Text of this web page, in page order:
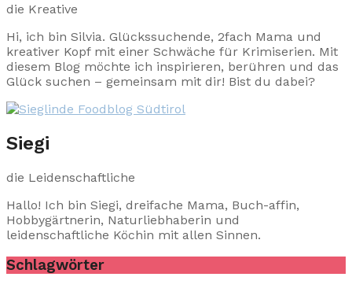
die Kreative
Hi, ich bin Silvia. Glückssuchende, 2fach Mama und
kreativer Kopf mit einer Schwäche für Krimiserien. Mit
diesem Blog möchte ich inspirieren, berühren und das
Glück suchen – gemeinsam mit dir! Bist du dabei?
Siegi
die Leidenschaftliche
Hallo! Ich bin Siegi, dreifache Mama, Buch-affin,
Hobbygärtnerin, Naturliebhaberin und
leidenschaftliche Köchin mit allen Sinnen.
Schlagwörter